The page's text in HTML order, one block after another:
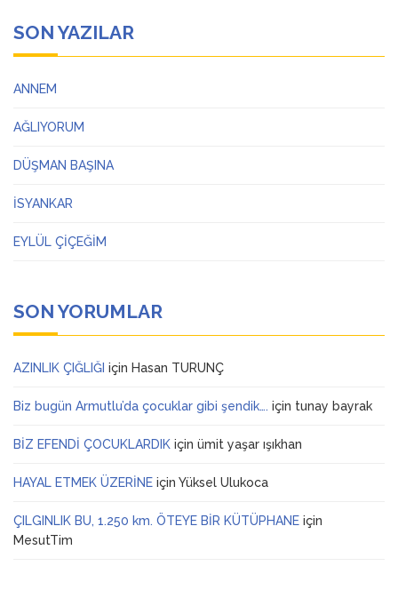
SON YAZILAR
ANNEM
AĞLIYORUM
DÜŞMAN BAŞINA
İSYANKAR
EYLÜL ÇİÇEĞİM
SON YORUMLAR
AZINLIK ÇIĞLIĞI için Hasan TURUNÇ
Biz bugün Armutlu’da çocuklar gibi şendik…. için tunay bayrak
BİZ EFENDİ ÇOCUKLARDIK için ümit yaşar ışıkhan
HAYAL ETMEK ÜZERİNE için Yüksel Ulukoca
ÇILGINLIK BU, 1.250 km. ÖTEYE BİR KÜTÜPHANE için
MesutTim